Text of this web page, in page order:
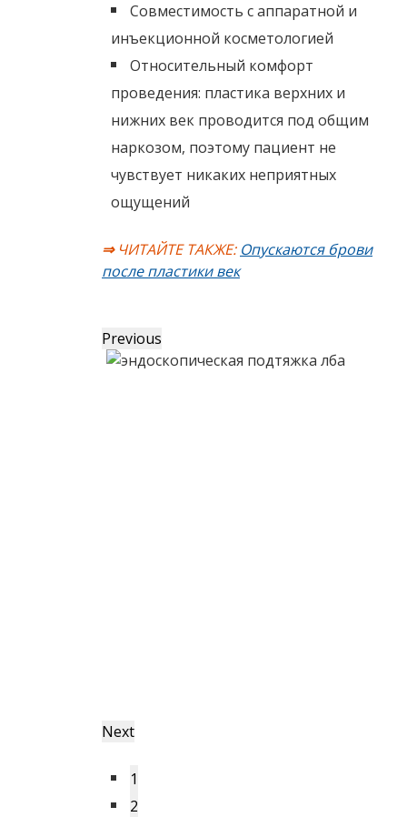
Совместимость с аппаратной и
инъекционной косметологией
Относительный комфорт
проведения: пластика верхних и
нижних век проводится под общим
наркозом, поэтому пациент не
чувствует никаких неприятных
ощущений
⇒ ЧИТАЙТЕ ТАКЖЕ: Опускаются брови
после пластики век
Previous
Next
1
2